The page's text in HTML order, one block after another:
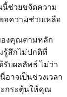
นี้ช่วยขจัดความ
อความช่วยเหลือ
องคุณตามหลัก
รู้สึกไม่ปกติที่
รับผลลัพธ์ ไม่ว่า
าจเป็นช่วงเวลา
กระตุ้นให้คุณ